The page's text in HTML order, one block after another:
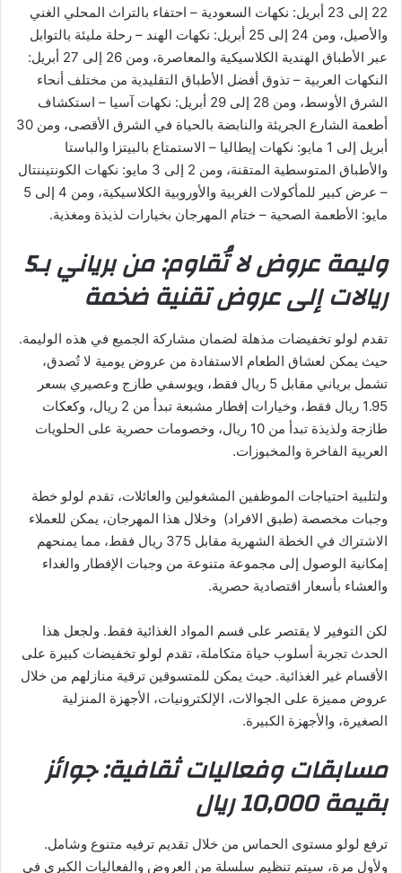
22 إلى 23 أبريل: نكهات السعودية – احتفاء بالتراث المحلي الغني
والأصيل، ومن 24 إلى 25 أبريل: نكهات الهند – رحلة مليئة بالتوابل
عبر الأطباق الهندية الكلاسيكية والمعاصرة، ومن 26 إلى 27 أبريل:
النكهات العربية – تذوق أفضل الأطباق التقليدية من مختلف أنحاء
الشرق الأوسط، ومن 28 إلى 29 أبريل: نكهات آسيا – استكشاف
أطعمة الشارع الجريئة والنابضة بالحياة في الشرق الأقصى، ومن 30
أبريل إلى 1 مايو: نكهات إيطاليا – الاستمتاع بالبيتزا والباستا
والأطباق المتوسطية المتقنة، ومن 2 إلى 3 مايو: نكهات الكونتيننتال
– عرض كبير للمأكولات الغربية والأوروبية الكلاسيكية، ومن 4 إلى 5
مايو: الأطعمة الصحية – ختام المهرجان بخيارات لذيذة ومغذية.
وليمة عروض لا تُقاوم: من برياني بـ5
ريالات إلى عروض تقنية ضخمة
تقدم لولو تخفيضات مذهلة لضمان مشاركة الجميع في هذه الوليمة.
حيث يمكن لعشاق الطعام الاستفادة من عروض يومية لا تُصدق،
تشمل برياني مقابل 5 ريال فقط، ويوسفي طازج وعصيري بسعر
1.95 ريال فقط، وخيارات إفطار مشبعة تبدأ من 2 ريال، وكعكات
طازجة ولذيذة تبدأ من 10 ريال، وخصومات حصرية على الحلويات
العربية الفاخرة والمخبوزات.
ولتلبية احتياجات الموظفين المشغولين والعائلات، تقدم لولو خطة
وجبات مخصصة (طبق الافراد) وخلال هذا المهرجان، يمكن للعملاء
الاشتراك في الخطة الشهرية مقابل 375 ريال فقط، مما يمنحهم
إمكانية الوصول إلى مجموعة متنوعة من وجبات الإفطار والغداء
والعشاء بأسعار اقتصادية حصرية.
لكن التوفير لا يقتصر على قسم المواد الغذائية فقط. ولجعل هذا
الحدث تجربة أسلوب حياة متكاملة، تقدم لولو تخفيضات كبيرة على
الأقسام غير الغذائية. حيث يمكن للمتسوقين ترقية منازلهم من خلال
عروض مميزة على الجوالات، الإلكترونيات، الأجهزة المنزلية
الصغيرة، والأجهزة الكبيرة.
مسابقات وفعاليات ثقافية: جوائز
بقيمة 10,000 ريال
ترفع لولو مستوى الحماس من خلال تقديم ترفيه متنوع وشامل.
ولأول مرة، سيتم تنظيم سلسلة من العروض والفعاليات الكبرى في